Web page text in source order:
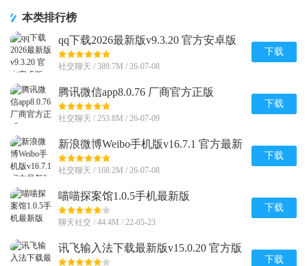
本类排行榜
qq下载2026最新版v9.3.20 官方安卓版
社交聊天 / 389.7M / 26-07-08
下载
腾讯微信app8.0.76 厂商官方正版
社交聊天 / 253.8M / 26-07-09
下载
新浪微博Weibo手机版v16.7.1 官方最新
版
社交聊天 / 168.2M / 26-07-08
下载
喵喵探案馆1.0.5手机最新版
聊天社交 / 44.4M / 22-05-23
下载
讯飞输入法下载最新版v15.0.20 官方版
下载